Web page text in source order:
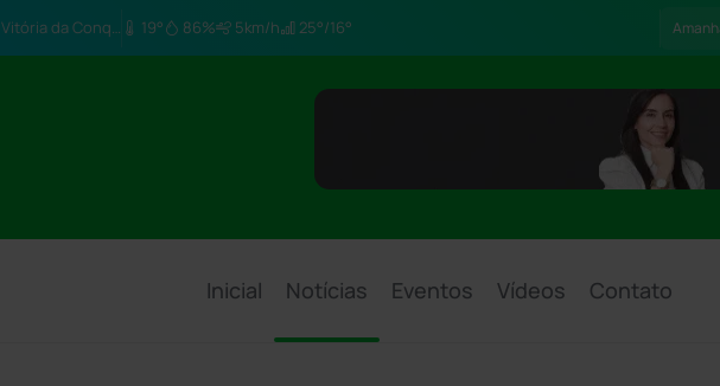
Vitória da Conq… 19° 86% 5km/h 25°/16°
Inicial Notícias Eventos Vídeos Contato